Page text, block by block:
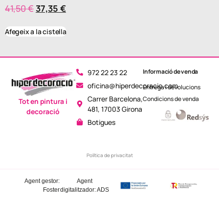
41,50€ 37,35 €
Afegeix a la cistella
972 22 23 22
oficina@hiperdecoracio.com
Carrer Barcelona,
481, 17003 Girona
Botigues
Política de privacitat
Tot en pintura i
decoració
Informació de venda
Entrega i devolucions
Condicions de venda
Agent
digitalitzador: ADS
Agent gestor:
Foster